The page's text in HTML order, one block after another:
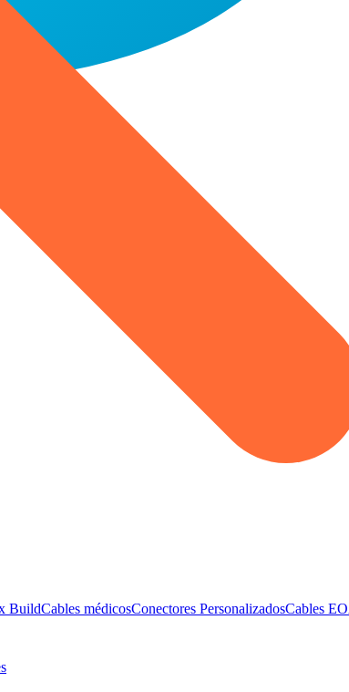
BuildCables médicosConectores PersonalizadosCables